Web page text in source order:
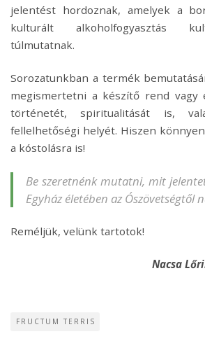
jelentést hordoznak, amelyek a
kulturált alkoholfogyasztás
túlmutatnak.
Sorozatunkban a termék
megismertetni a készítő rend vagy
történetét, spiritualitását is,
fellelhetőségi helyét. Hiszen
a kóstolásra is!
Be szeretnénk mutatni, mit
Egyház életében az Ószövetségtől
Reméljük, velünk tartotok!
Nacsa
FRUCTUM TERRIS